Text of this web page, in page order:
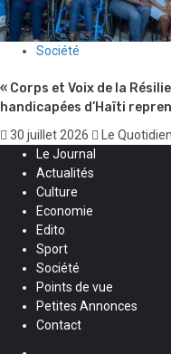
Société
« Corps et Voix de la
handicapées d’Haïti
30 juillet 2026
Le
Le Journal
Actualités
Culture
Economie
Edito
Sport
Société
Points de vue
Petites Annonces
Contact